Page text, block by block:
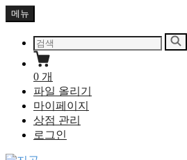
Skip
to
content
메뉴
다
음
을
검
색:
검
색
0 개
파일 올리기
마이페이지
상점 관리
로그인